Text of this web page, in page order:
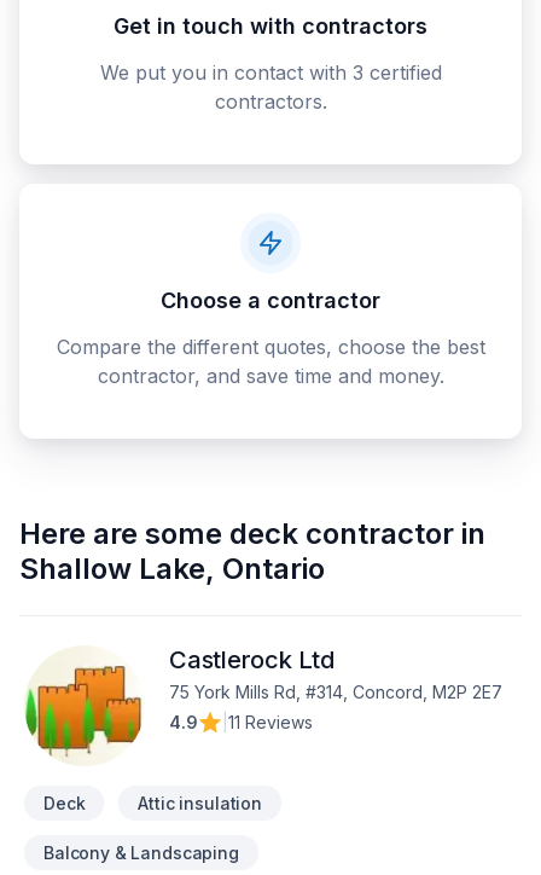
Get in touch with contractors
We put you in contact with 3 certified
contractors.
Choose a contractor
Compare the different quotes, choose the best
contractor, and save time and money.
Here are some deck contractor in
Shallow Lake, Ontario
Castlerock Ltd
75 York Mills Rd, #314, Concord, M2P 2E7
4.9
11 Reviews
Deck Attic insulation
Balcony & Landscaping